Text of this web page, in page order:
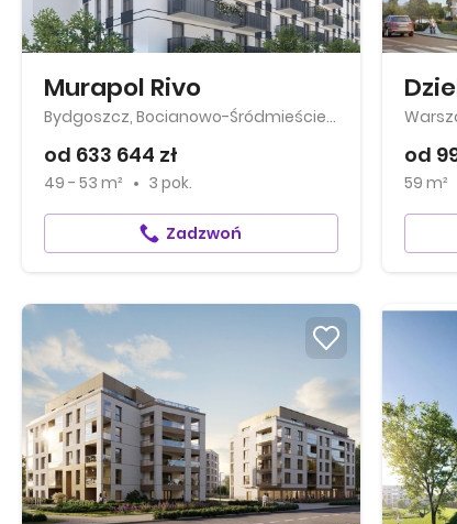
Murapol Rivo
Bydgoszcz, Bocianowo-Śródmieście-Stare Miasto
od 633 644 zł
49 - 53 m² 3 pok.
Zadzwoń
od
59 m²